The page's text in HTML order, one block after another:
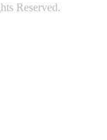
Reserved.